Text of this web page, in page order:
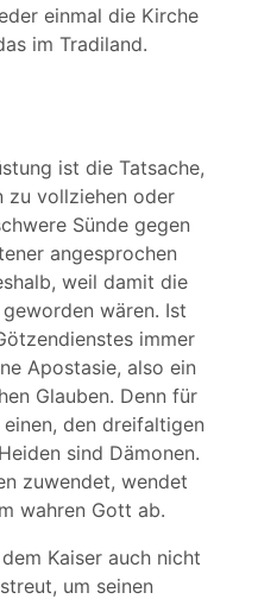
einmal die Kirche
im Tradiland.
ist die Tatsache,
zu vollziehen oder
Sünde gegen
angesprochen
weil damit die
wären. Ist
immer
Apostasie, also ein
Glauben. Denn für
den dreifaltigen
sind Dämonen.
zuwendet, wendet
wahren Gott ab.
Kaiser auch nicht
um seinen